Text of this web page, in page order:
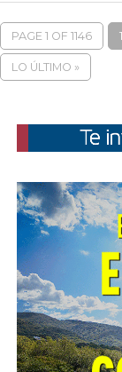
PAGE 1 OF 1146 1
LO ÚLTIMO »